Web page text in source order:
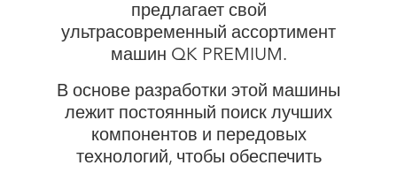
предлагает свой
ультрасовременный ассортимент
машин QK PREMIUM.
В основе разработки этой машины
лежит постоянный поиск лучших
компонентов и передовых
технологий, чтобы обеспечить